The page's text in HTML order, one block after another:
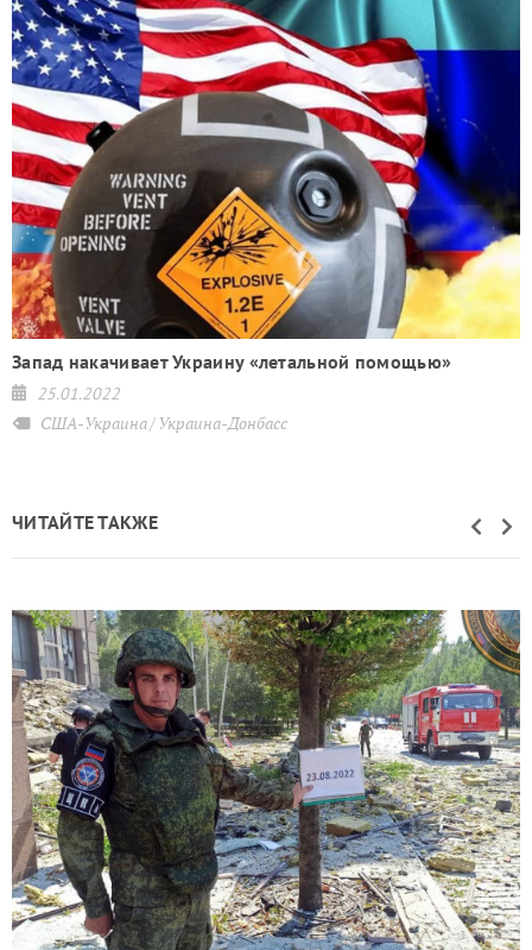
Запад накачивает Украину «летальной помощью»
25.01.2022
США-Украина Украина-Донбасс
ЧИТАЙТЕ ТАКЖЕ